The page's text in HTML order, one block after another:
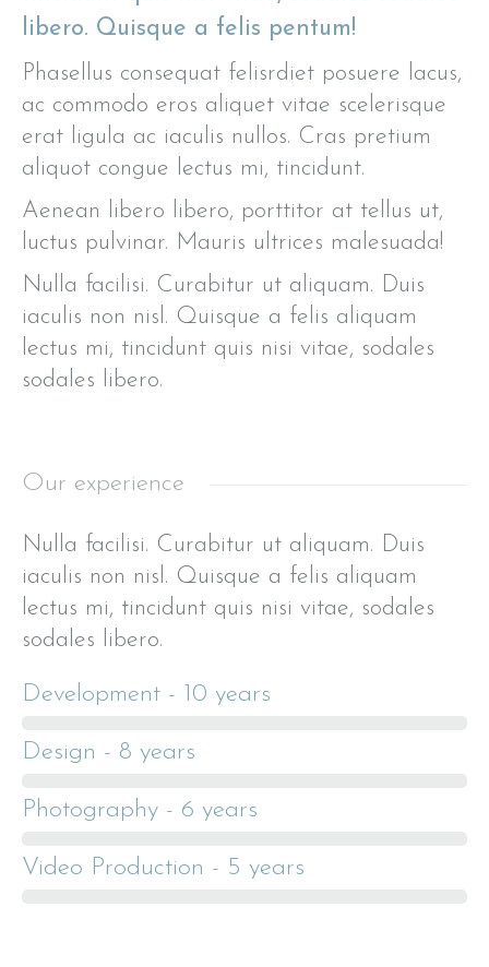
libero. Quisque a felis pentum!
Phasellus consequat felisrdiet posuere lacus,
ac commodo eros aliquet vitae scelerisque
erat ligula ac iaculis nullos. Cras pretium
aliquot congue lectus mi, tincidunt.
Aenean libero libero, porttitor at tellus ut,
luctus pulvinar. Mauris ultrices malesuada!
Nulla facilisi. Curabitur ut aliquam. Duis
iaculis non nisl. Quisque a felis aliquam
lectus mi, tincidunt quis nisi vitae, sodales
sodales libero.
Our experience
Nulla facilisi. Curabitur ut aliquam. Duis
iaculis non nisl. Quisque a felis aliquam
lectus mi, tincidunt quis nisi vitae, sodales
sodales libero.
Development - 10 years
Design - 8 years
Photography - 6 years
Video Production - 5 years